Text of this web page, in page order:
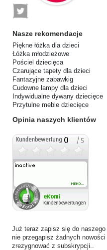
Nasze rekomendacje
Piękne łóżka dla dzieci
Łóżka młodzieżowe
Pościel dziecięca
Czarujące tapety dla dzieci
Fantazyjne zabawkig
Cudowne lampy dla dzieci
Indywidualne dywany dziecięce
Przytulne meble dziecięce
Opinia naszych klientów
Już teraz zapisz się do naszego
nie przegapisz żadnych
zrezygnować z subskrypcji..